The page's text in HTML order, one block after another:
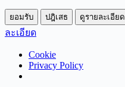
ยอมรับ ปฎิเสธ ดูรายละเอียด
ละเอียด
Cookie
Privacy Policy